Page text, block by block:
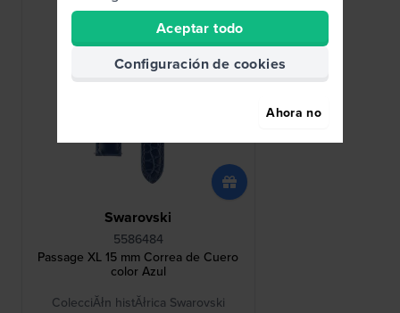
Swarovski
5586484
Passage XL 15 mm Correa de Cuero
color Azul
ColecciĂłn histĂłrica Swarovski
Aceptar todo
Configuración de cookies
Ahora no